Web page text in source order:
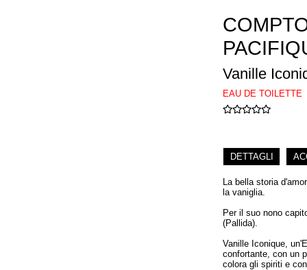
Vanille
EAU DE TOILETTE
DETTAGLI
La bella storia
la vaniglia.
Per il suo nono
(Pallida).
Vanille Iconique,
confortante, con un
colora gli spiriti e